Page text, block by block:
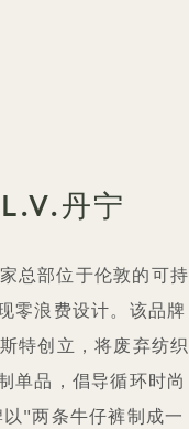
丹宁
总部位于伦敦的可持
零浪费设计。该品牌
特创立，将废弃纺织
单品，倡导循环时尚
"两条牛仔裤制成一